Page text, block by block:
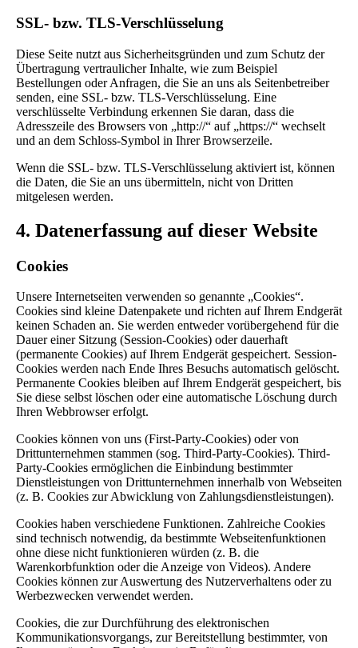
SSL- bzw. TLS-Verschlüsselung
Diese Seite nutzt aus Sicherheitsgründen und zum Schutz der
Übertragung vertraulicher Inhalte, wie zum Beispiel
Bestellungen oder Anfragen, die Sie an uns als Seitenbetreiber
senden, eine SSL- bzw. TLS-Verschlüsselung. Eine
verschlüsselte Verbindung erkennen Sie daran, dass die
Adresszeile des Browsers von „http://“ auf „https://“ wechselt
und an dem Schloss-Symbol in Ihrer Browserzeile.
Wenn die SSL- bzw. TLS-Verschlüsselung aktiviert ist, können
die Daten, die Sie an uns übermitteln, nicht von Dritten
mitgelesen werden.
4. Datenerfassung auf dieser Website
Cookies
Unsere Internetseiten verwenden so genannte „Cookies“.
Cookies sind kleine Datenpakete und richten auf Ihrem Endgerät
keinen Schaden an. Sie werden entweder vorübergehend für die
Dauer einer Sitzung (Session-Cookies) oder dauerhaft
(permanente Cookies) auf Ihrem Endgerät gespeichert. Session-
Cookies werden nach Ende Ihres Besuchs automatisch gelöscht.
Permanente Cookies bleiben auf Ihrem Endgerät gespeichert, bis
Sie diese selbst löschen oder eine automatische Löschung durch
Ihren Webbrowser erfolgt.
Cookies können von uns (First-Party-Cookies) oder von
Drittunternehmen stammen (sog. Third-Party-Cookies). Third-
Party-Cookies ermöglichen die Einbindung bestimmter
Dienstleistungen von Drittunternehmen innerhalb von Webseiten
(z. B. Cookies zur Abwicklung von Zahlungsdienstleistungen).
Cookies haben verschiedene Funktionen. Zahlreiche Cookies
sind technisch notwendig, da bestimmte Webseitenfunktionen
ohne diese nicht funktionieren würden (z. B. die
Warenkorbfunktion oder die Anzeige von Videos). Andere
Cookies können zur Auswertung des Nutzerverhaltens oder zu
Werbezwecken verwendet werden.
Cookies, die zur Durchführung des elektronischen
Kommunikationsvorgangs, zur Bereitstellung bestimmter, von